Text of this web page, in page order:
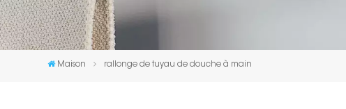
Maison rallonge de tuyau de douche à main